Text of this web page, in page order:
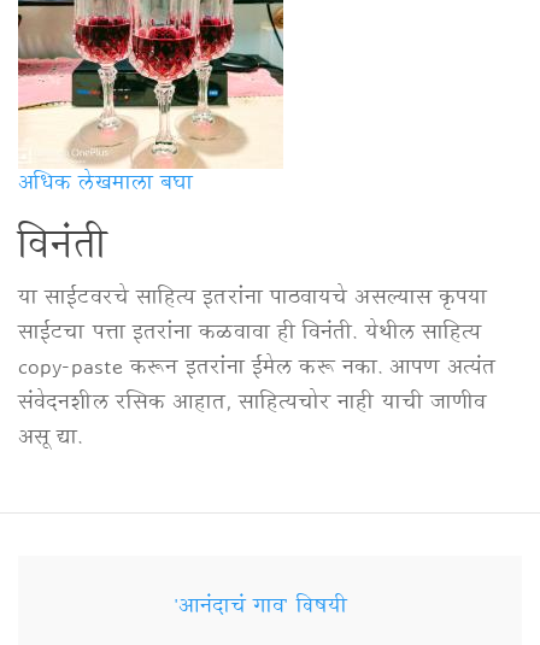
अधिक लेखमाला बघा
विनंती
या साईटवरचे साहित्य इतरांना पाठवायचे असल्यास कृपया
साईटचा पत्ता इतरांना कळवावा ही विनंती. येथील साहित्य
copy-paste करून इतरांना ईमेल करू नका. आपण अत्यंत
संवेदनशील रसिक आहात, साहित्यचोर नाही याची जाणीव
असू द्या.
Secondary'आनंदाचं गाव' विषयी